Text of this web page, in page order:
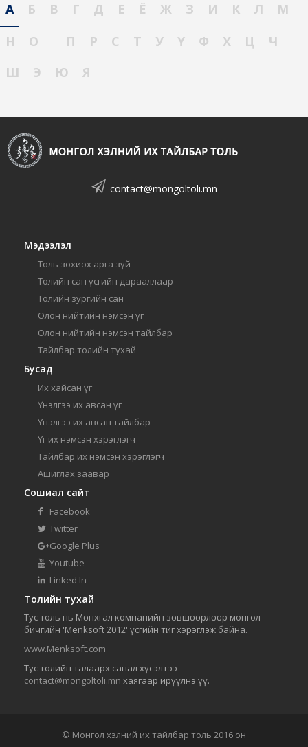
А Б В Г Д Е Ё Ж З И К Л
М
Н
О П Р С Т У Ү Ф Х Ц
Ч
Ш
Э Ю Я
contact@mongoltoli.mn
Мэдээлэл
Толь зохиох арга зүй
Толийн сан үсгийн дарааллаар
Толийн зургийн сан
Олон нийтийн нэмсэн үг
Олон нийтийн нэмсэн тайлбар
Тайлбар толийн тухай
Бусад
Их хайсан үг
Үнэлгээ их авсан үг
Үнэлгээ их авсан тайлбар
Үг их нэмсэн хэрэглэгч
Тайлбар их нэмсэн хэрэглэгч
Ашиглах заавар
Сошиал сайт
Facebook
Twitter
Google Plus
Youtube
Linked In
Толийн тухай
Тус толь нь Мөнхгал компанийн зөвшөөрлөөр монгол
бичгийн 'Menksoft 2012' үсгийн тиг хэрэглэж байна.
www.Menksoft.com
Тус толийн талаарх санал хүсэлтээ
contact@mongoltoli.mn хаягаар ирүүлнэ үү.
© Монгол хэлний их тайлбар толь 2016 он